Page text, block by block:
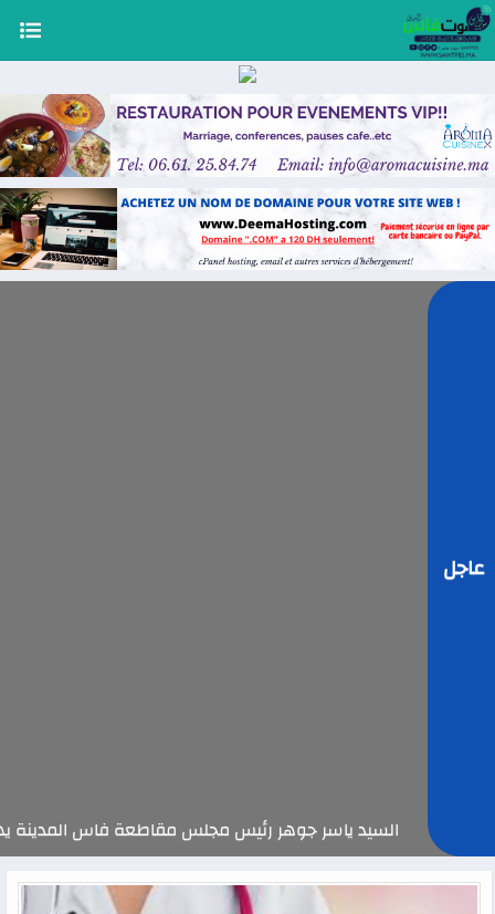
عاجل
السيد ياسر جوهر رئيس مجلس مقاطعة فاس المدينة يهنئ صاحب